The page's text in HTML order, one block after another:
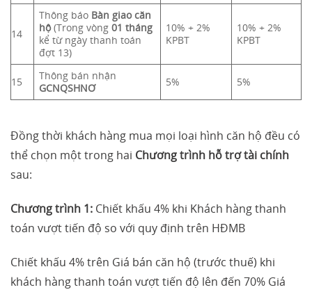
14
Thông báo Bàn giao căn
hộ(Trong vòng01 tháng
kể từ ngày thanh toán
đợt 13)
10% + 2%
KPBT
10% + 2%
KPBT
15
Thông bán nhận
GCNQSHNƠ
5% 5%
Đồng thời khách hàng mua mọi loại hình căn hộ đều có
thể chọn một trong hai Chương trình hỗ trợ tài chính
sau:
Chương trình 1: Chiết khấu 4% khi Khách hàng thanh
toán vượt tiến độ so với quy định trên HĐMB
Chiết khấu 4% trên Giá bán căn hộ (trước thuế) khi
khách hàng thanh toán vượt tiến độ lên đến 70% Giá